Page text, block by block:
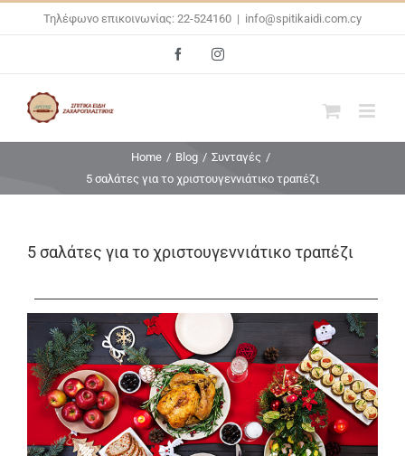
Τηλέφωνο επικοινωνίας: 22-524160 | info@spitikaidi.com.cy
FacebookInstagram
Home / Blog / Συνταγές /
5 σαλάτες για το χριστουγεννιάτικο τραπέζι
5 σαλάτες για το χριστουγεννιάτικο τραπέζι